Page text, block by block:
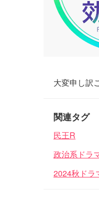
大変申し訳
関連タグ
民王R
政治系ドラ
2024秋ドラ